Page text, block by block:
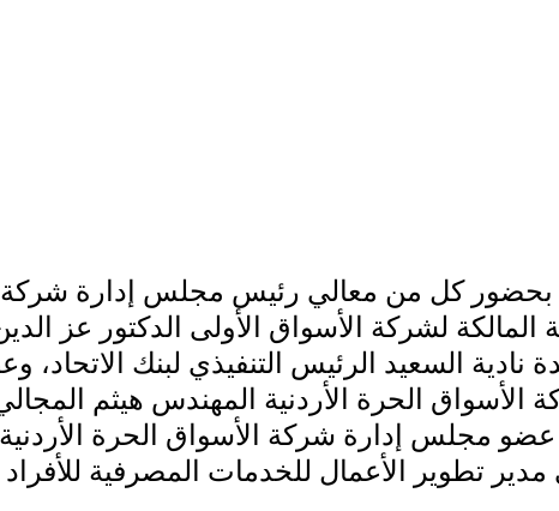
بحضور كل من معالي رئيس مجلس إدارة شركة
المالكة لشركة الأسواق الأولى الدكتور عز
نادية السعيد الرئيس التنفيذي لبنك الاتحاد،
الأسواق الحرة الأردنية المهندس هيثم
مجلس إدارة شركة الأسواق الحرة
تطوير الأعمال للخدمات المصرفية